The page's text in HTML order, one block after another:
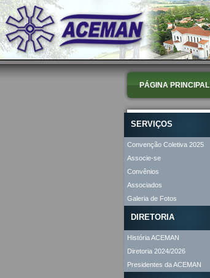
PÁGINA PRINCIPAL
SERVIÇOS
Convenção Coletiva 2025
Associe-se
Convênios
Associados
Galeria de Fotos
DIRETORIA
História ACEMAN
Diretoria 2024/2026
Presidentes da ACEMAN